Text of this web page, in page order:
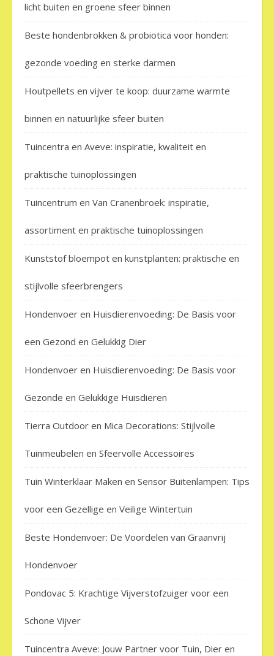
licht buiten en groene sfeer binnen
Beste hondenbrokken & probiotica voor honden:
gezonde voeding en sterke darmen
Houtpellets en vijver te koop: duurzame warmte
binnen en natuurlijke sfeer buiten
Tuincentra en Aveve: inspiratie, kwaliteit en
praktische tuinoplossingen
Tuincentrum en Van Cranenbroek: inspiratie,
assortiment en praktische tuinoplossingen
Kunststof bloempot en kunstplanten: praktische en
stijlvolle sfeerbrengers
Hondenvoer en Huisdierenvoeding: De Basis voor
een Gezond en Gelukkig Dier
Hondenvoer en Huisdierenvoeding: De Basis voor
Gezonde en Gelukkige Huisdieren
Tierra Outdoor en Mica Decorations: Stijlvolle
Tuinmeubelen en Sfeervolle Accessoires
Tuin Winterklaar Maken en Sensor Buitenlampen: Tips
voor een Gezellige en Veilige Wintertuin
Beste Hondenvoer: De Voordelen van Graanvrij
Hondenvoer
Pondovac 5: Krachtige Vijverstofzuiger voor een
Schone Vijver
Tuincentra Aveve: Jouw Partner voor Tuin, Dier en